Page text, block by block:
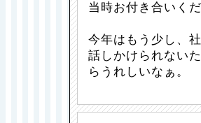
当時お付き合いく
今年はもう少し、
話しかけられない
らうれしいなぁ。